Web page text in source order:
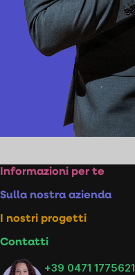
Footer
Informazioni per te
Sulla nostra azienda
I nostri progetti
Contatti
+39 0471 1775621